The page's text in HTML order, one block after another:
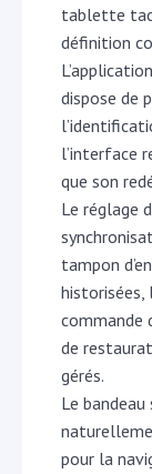
tablette
définition
dispose de
l’interface
que son
Le réglage
tampon
commande
de
gérés.
Le
pour la